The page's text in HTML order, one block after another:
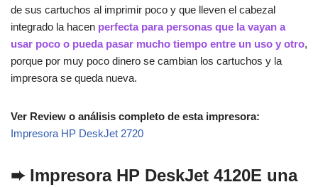
de sus cartuchos al imprimir poco y que lleven el cabezal
integrado la hacen perfecta para personas que la vayan a
usar poco o pueda pasar mucho tiempo entre un uso y otro,
porque por muy poco dinero se cambian los cartuchos y la
impresora se queda nueva.
Ver Review o análisis completo de esta impresora:
Impresora HP DeskJet 2720
➨ Impresora HP DeskJet 4120E una